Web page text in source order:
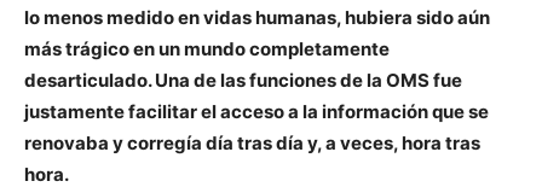
lo menos medido en vidas humanas, hubiera sido aún
más trágico en un mundo completamente
desarticulado. Una de las funciones de la OMS fue
justamente facilitar el acceso a la información que se
renovaba y corregía día tras día y, a veces, hora tras
hora.